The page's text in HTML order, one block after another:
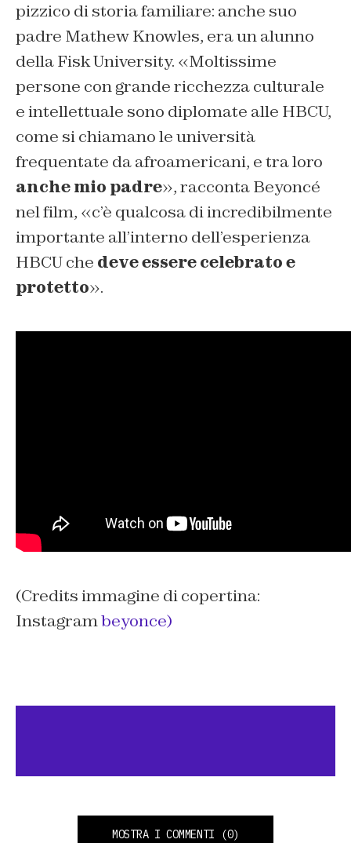
pizzico di storia familiare: anche suo
padre Mathew Knowles, era un alunno
della Fisk University. «Moltissime
persone con grande ricchezza culturale
e intellettuale sono diplomate alle HBCU,
come si chiamano le università
frequentate da afroamericani, e tra loro
anche mio padre», racconta Beyoncé
nel film, «c’è qualcosa di incredibilmente
importante all’interno dell’esperienza
HBCU che deve essere celebrato e
protetto».
(Credits immagine di copertina:
Instagrambeyonce)
MOSTRA I COMMENTI (0)